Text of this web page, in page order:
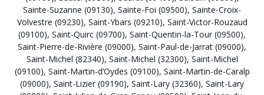
Sainte-Suzanne (09130), Sainte-Foi (09500), Sainte-Croix-
Volvestre (09230), Saint-Ybars (09210), Saint-Victor-Rouzaud
(09100), Saint-Quirc (09700), Saint-Quentin-la-Tour (09500),
Saint-Pierre-de-Rivière (09000), Saint-Paul-de-Jarrat (09000),
Saint-Michel (82340), Saint-Michel (32300), Saint-Michel
(09100), Saint-Martin-d’Oydes (09100), Saint-Martin-de-Caralp
(09000), Saint-Lizier (09190), Saint-Lary (32360), Saint-Lary